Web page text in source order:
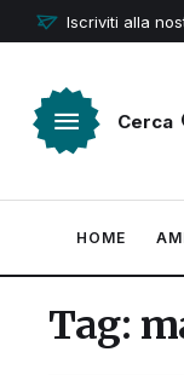
Iscriviti alla
Cerca
HOME
Tag: